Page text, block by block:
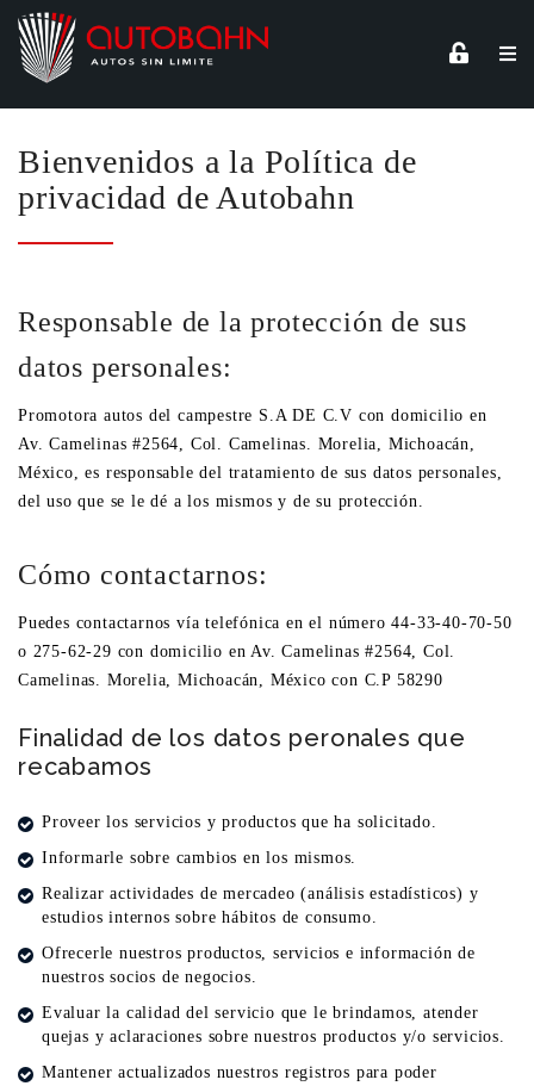
Bienvenidos a la Política de
privacidad de Autobahn
Responsable de la protección de sus
datos personales:
Promotora autos del campestre S.A DE C.V con domicilio en
Av. Camelinas #2564, Col. Camelinas. Morelia, Michoacán,
México, es responsable del tratamiento de sus datos personales,
del uso que se le dé a los mismos y de su protección.
Cómo contactarnos:
Puedes contactarnos vía telefónica en el número 44-33-40-70-50
o 275-62-29 con domicilio en Av. Camelinas #2564, Col.
Camelinas. Morelia, Michoacán, México con C.P 58290
Finalidad de los datos peronales que
recabamos
Proveer los servicios y productos que ha solicitado.
Informarle sobre cambios en los mismos.
Realizar actividades de mercadeo (análisis estadísticos) y
estudios internos sobre hábitos de consumo.
Ofrecerle nuestros productos, servicios e información de
nuestros socios de negocios.
Evaluar la calidad del servicio que le brindamos, atender
quejas y aclaraciones sobre nuestros productos y/o servicios.
Mantener actualizados nuestros registros para poder